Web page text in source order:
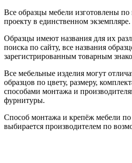
Все образцы мебели изготовлены
проекту в единственном экземпляре.
Образцы имеют названия для их
поиска по сайту, все названия
зарегистрированным товарным
Все мебельные изделия могут
образцов по цвету, размеру,
способами монтажа и
фурнитуры.
Способ монтажа и крепёж мебели по
выбирается производителем по